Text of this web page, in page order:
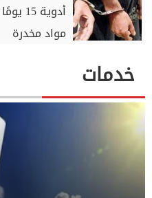
مواد مخدرة
خدمات